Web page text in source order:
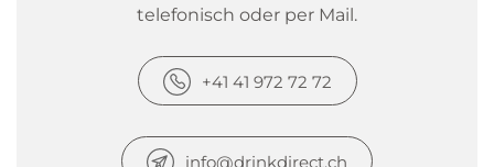
telefonisch oder per Mail.
+41 41 972 72 72
info@drinkdirect.ch